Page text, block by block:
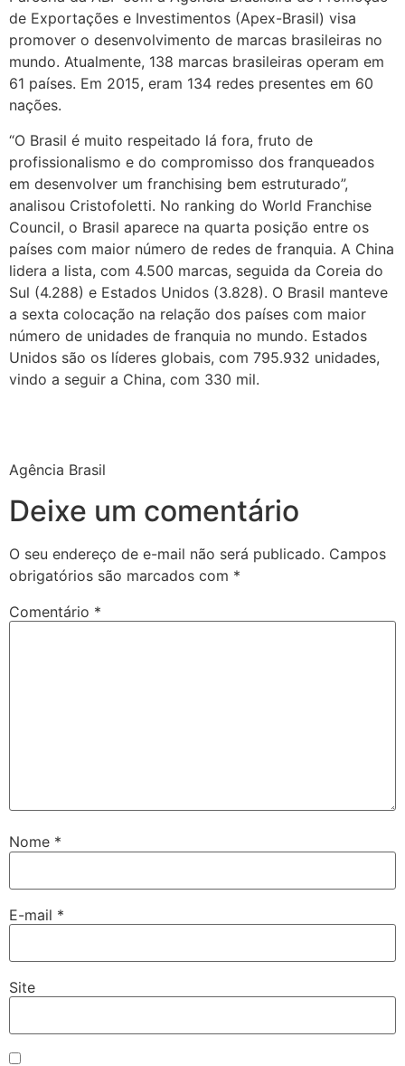
de Exportações e Investimentos (Apex-Brasil) visa
promover o desenvolvimento de marcas brasileiras no
mundo. Atualmente, 138 marcas brasileiras operam em
61 países. Em 2015, eram 134 redes presentes em 60
nações.
“O Brasil é muito respeitado lá fora, fruto de
profissionalismo e do compromisso dos franqueados
em desenvolver um franchising bem estruturado”,
analisou Cristofoletti. No ranking do World Franchise
Council, o Brasil aparece na quarta posição entre os
países com maior número de redes de franquia. A China
lidera a lista, com 4.500 marcas, seguida da Coreia do
Sul (4.288) e Estados Unidos (3.828). O Brasil manteve
a sexta colocação na relação dos países com maior
número de unidades de franquia no mundo. Estados
Unidos são os líderes globais, com 795.932 unidades,
vindo a seguir a China, com 330 mil.
Agência Brasil
Deixe um comentário
O seu endereço de e-mail não será publicado. Campos
obrigatórios são marcados com *
Comentário *
Nome *
E-mail *
Site